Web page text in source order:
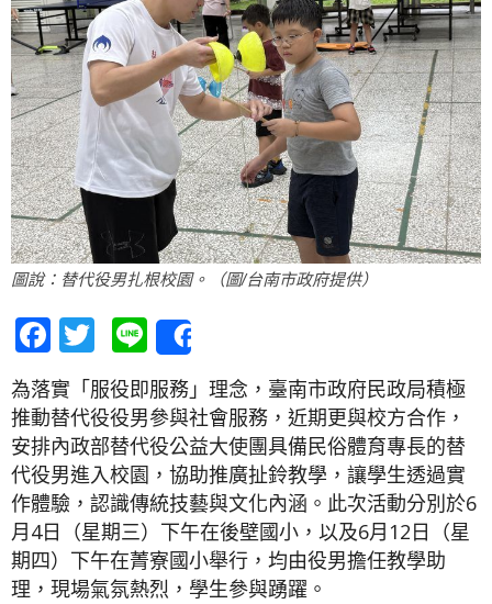
圖說：替代役男扎根校園。（圖/台南市政府提供）
Facebook
Twitter
Line
為落實「服役即服務」理念，臺南市政府民政局積極
推動替代役役男參與社會服務，近期更與校方合作，
安排內政部替代役公益大使團具備民俗體育專長的替
代役男進入校園，協助推廣扯鈴教學，讓學生透過實
作體驗，認識傳統技藝與文化內涵。此次活動分別於6
月4日（星期三）下午在後壁國小，以及6月12日（星
期四）下午在菁寮國小舉行，均由役男擔任教學助
理，現場氣氛熱烈，學生參與踴躍。